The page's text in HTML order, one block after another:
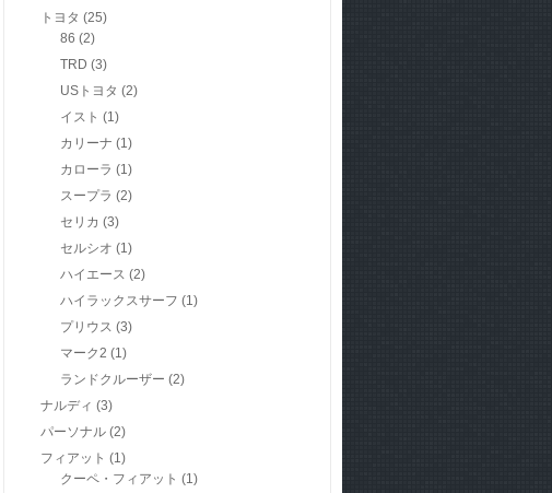
トヨタ (25)
86 (2)
TRD (3)
USトヨタ (2)
イスト (1)
カリーナ (1)
カローラ (1)
スープラ (2)
セリカ (3)
セルシオ (1)
ハイエース (2)
ハイラックスサーフ (1)
プリウス (3)
マーク2 (1)
ランドクルーザー (2)
ナルディ (3)
パーソナル (2)
フィアット (1)
クーペ・フィアット (1)